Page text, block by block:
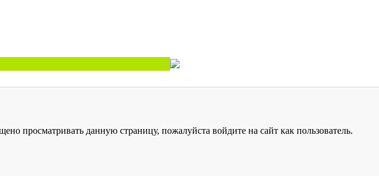
просматривать данную страницу, пожалуйста войдите на сайт как пользователь.